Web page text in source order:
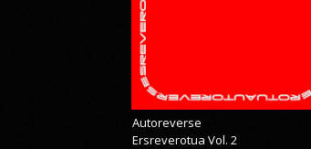
Autoreverse
Ersreverotua Vol. 2